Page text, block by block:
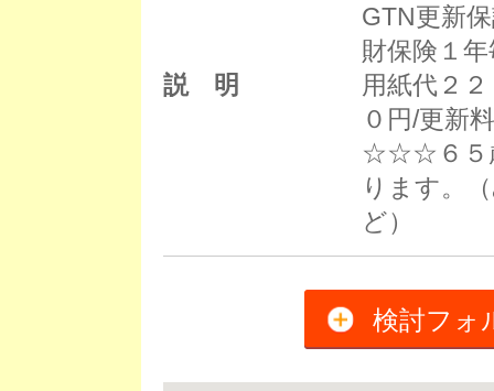
説 明
GTN更新
財保険１
用紙代２
０円/更新
☆☆☆６５
ります。
ど）
検討フォ